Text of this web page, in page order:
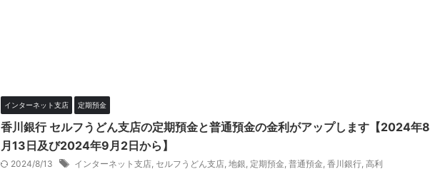
インターネット支店 定期預金
香川銀行 セルフうどん支店の定期預金と普通預金の金利がアップします【2024年8
月13日及び2024年9月2日から】
2024/8/13 インターネット支店, セルフうどん支店, 地銀, 定期預金, 普通預金, 香川銀行, 高利